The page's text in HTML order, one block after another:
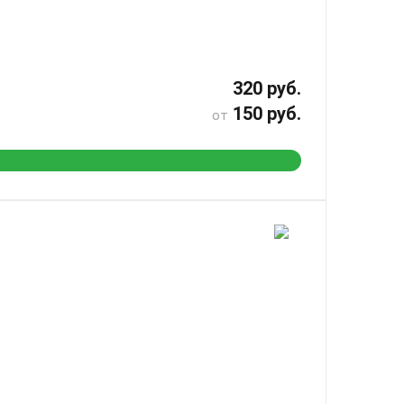
320 руб.
от 150 руб.